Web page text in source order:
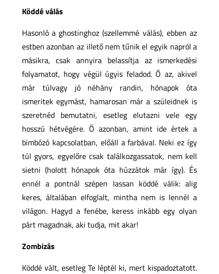
Köddé válás
Hasonló a ghostinghoz (szellemmé válás), ebben az
estben azonban az illető nem tűnik el egyik napról a
másikra, csak annyira belassítja az ismerkedési
folyamatot, hogy végül úgyis feladod. Ő az, akivel
már túlvagy jó néhány randin, hónapok óta
ismeritek egymást, hamarosan már a szüleidnek is
szeretnéd bemutatni, esetleg elutazni vele egy
hosszú hétvégére. Ő azonban, amint ide értek a
bimbózó kapcsolatban, előáll a farbával. Neki ez így
túl gyors, egyelőre csak találkozgassatok, nem kell
sietni (holott hónapok óta húzzátok már így). És
ennél a pontnál szépen lassan köddé válik: alig
keres, általában elfoglalt, mintha nem is lennél a
világon. Hagyd a fenébe, keress inkább egy olyan
párt magadnak, aki tudja, mit akar!
Zombizás
Köddé vált, esetleg Te léptél ki, mert kispadoztatott.